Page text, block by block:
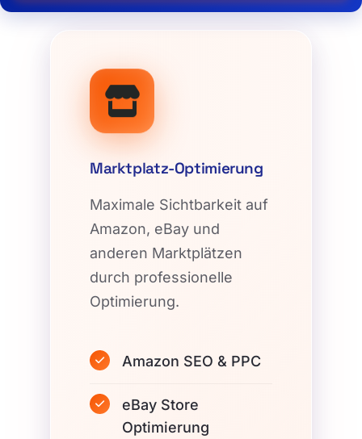
Marktplatz-Optimierung
Maximale Sichtbarkeit auf
Amazon, eBay und
anderen Marktplätzen
durch professionelle
Optimierung.
Amazon SEO & PPC
eBay Store
Optimierung